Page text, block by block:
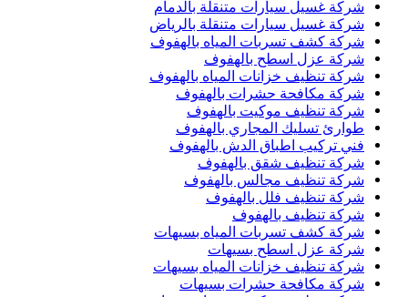
شركة غسيل سيارات متنقلة بالدمام
شركة غسيل سيارات متنقلة بالرياض
شركة كشف تسربات المياه بالهفوف
شركة عزل اسطح بالهفوف
شركة تنظيف خزانات المياه بالهفوف
شركة مكافحة حشرات بالهفوف
شركة تنظيف موكيت بالهفوف
طوارئ تسليك المجاري بالهفوف
فني تركيب اطباق الدش بالهفوف
شركة تنظيف شقق بالهفوف
شركة تنظيف مجالس بالهفوف
شركة تنظيف فلل بالهفوف
شركة تنظيف بالهفوف
شركة كشف تسربات المياه بسيهات
شركة عزل اسطح بسيهات
شركة تنظيف خزانات المياه بسيهات
شركة مكافحة حشرات بسيهات